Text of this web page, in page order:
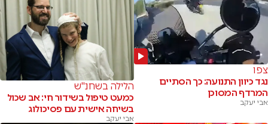
צפו
נגד כיוון התנועה: כך הסתיים
המרדף המסוכן
אבי יעקב
הלילה בשחנ"ש
כמעט טיפול בשידור חי: אב שכול
בשיחה אישית עם פסיכולוג
אבי יעקב